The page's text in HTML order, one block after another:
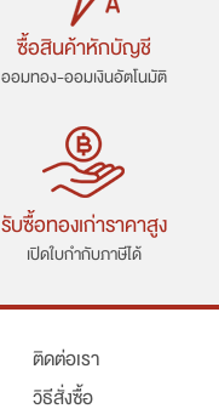
ซื้อสินค้าหักบัญชี
ออมทอง-ออมเงินอัตโนมัติ
รับซื้อทองเก่าราคาสูง
เปิดใบกำกับภาษีได้
ติดต่อเรา
วิธีสั่งซื้อ